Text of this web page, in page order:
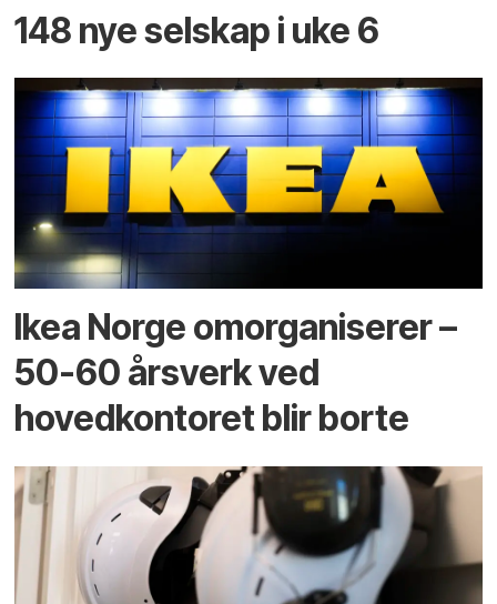
148 nye selskap i uke 6
Ikea Norge omorganiserer –
50-60 årsverk ved
hovedkontoret blir borte